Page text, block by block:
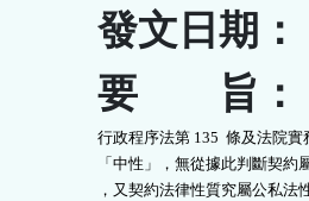
發文日期：
要 旨：
行政程序法第 135  條及法院
「中性」，無從據此判斷契
，又契約法律性質究屬公私